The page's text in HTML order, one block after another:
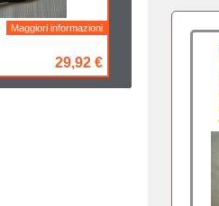
Maggiori informazioni
29,92 €